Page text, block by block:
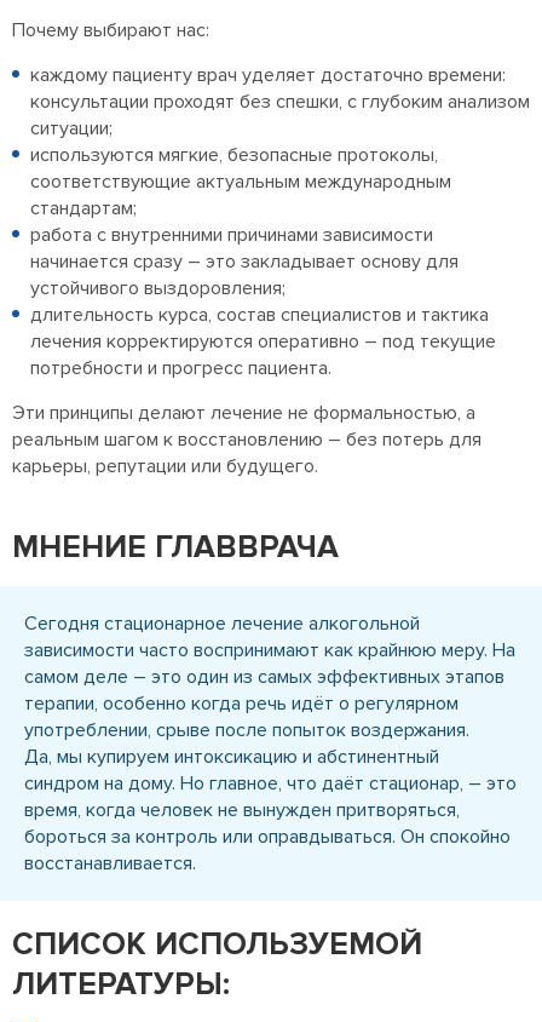
Почему выбирают нас:
каждому пациенту врач уделяет достаточно времени:
консультации проходят без спешки, с глубоким анализом
ситуации;
используются мягкие, безопасные протоколы,
соответствующие актуальным международным
стандартам;
работа с внутренними причинами зависимости
начинается сразу – это закладывает основу для
устойчивого выздоровления;
длительность курса, состав специалистов и тактика
лечения корректируются оперативно – под текущие
потребности и прогресс пациента.
Эти принципы делают лечение не формальностью, а
реальным шагом к восстановлению – без потерь для
карьеры, репутации или будущего.
МНЕНИЕ ГЛАВВРАЧА
Сегодня стационарное лечение алкогольной
зависимости часто воспринимают как крайнюю меру. На
самом деле – это один из самых эффективных этапов
терапии, особенно когда речь идёт о регулярном
употреблении, срыве после попыток воздержания.
Да, мы купируем интоксикацию и абстинентный
синдром на дому. Но главное, что даёт стационар, – это
время, когда человек не вынужден притворяться,
бороться за контроль или оправдываться. Он спокойно
восстанавливается.
СПИСОК ИСПОЛЬЗУЕМОЙ
ЛИТЕРАТУРЫ: